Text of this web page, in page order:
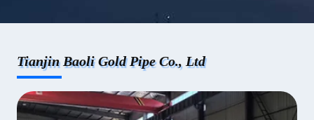
Tianjin Baoli Gold Pipe Co., Ltd